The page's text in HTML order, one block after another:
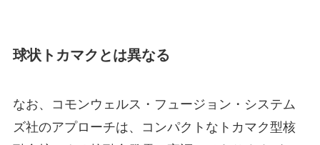
球状トカマクとは異なる
なお、コモンウェルス・フュージョン・システム
ズ社のアプローチは、コンパクトなトカマク型核